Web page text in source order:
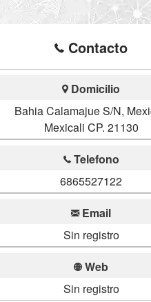
Contacto
Domicilio
Bahia Calamajue S/N,
Mexicali CP. 21130
Telefono
6865527122
Email
Sin registro
Web
Sin registro